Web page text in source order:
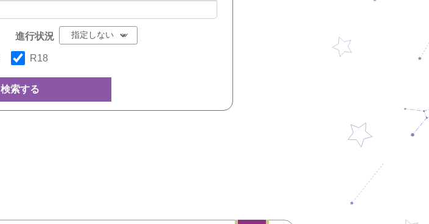
進行状況
R18
検索する